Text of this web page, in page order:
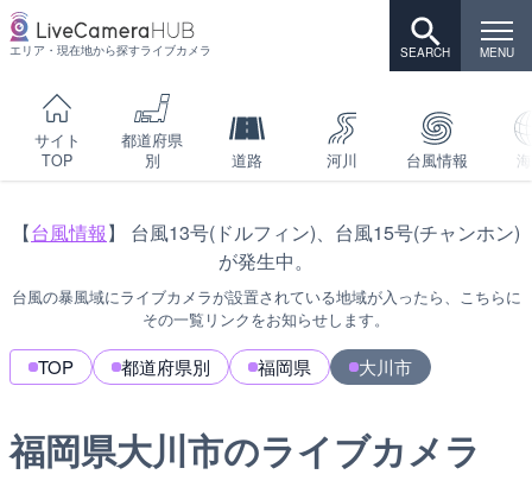
エリア・現在地から探すライブカメラ
サイト
TOP
都道府県
別
道路 河川 台風情報
【台風情報】 台風13号(ドルフィン)、台風15号(チャンホン)
が発生中。
台風の暴風域にライブカメラが設置されている地域が入ったら、こちらに
その一覧リンクをお知らせします。
TOP 都道府県別 福岡県 大川市
福岡県大川市のライブカメラ